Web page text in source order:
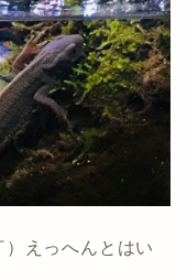
えっへんとはい